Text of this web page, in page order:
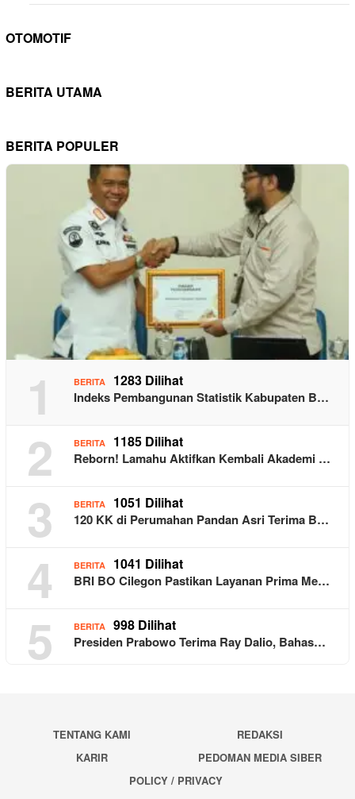
OTOMOTIF
BERITA UTAMA
BERITA POPULER
1 BERITA 1283 Dilihat
Indeks Pembangunan Statistik Kabupaten B…
2 BERITA 1185 Dilihat
Reborn! Lamahu Aktifkan Kembali Akademi …
3 BERITA 1051 Dilihat
120 KK di Perumahan Pandan Asri Terima B…
4 BERITA 1041 Dilihat
BRI BO Cilegon Pastikan Layanan Prima Me…
5 BERITA 998 Dilihat
Presiden Prabowo Terima Ray Dalio, Bahas…
TENTANG KAMI
REDAKSI
KARIR
PEDOMAN MEDIA SIBER
POLICY / PRIVACY